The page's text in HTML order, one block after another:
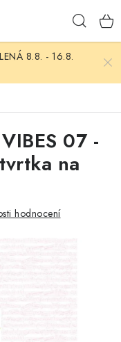
8.8. - 16.8.
07 -
na
hodnocení